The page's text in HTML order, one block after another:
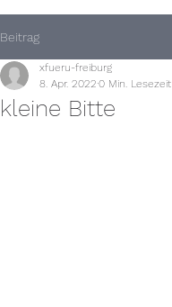
Beitrag
kleine Bitte
xfueru-freiburg
8. Apr. 2022 0 Min. Lesezeit